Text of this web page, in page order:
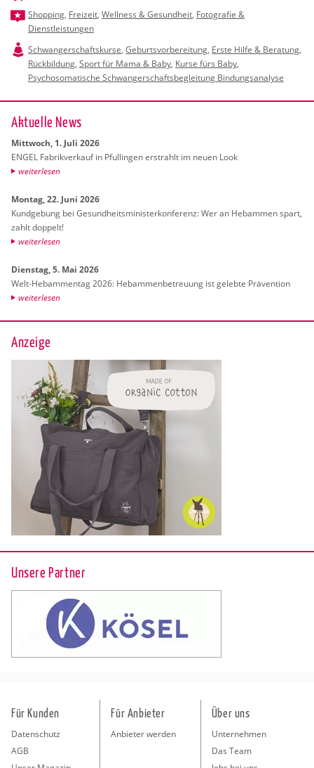
Shopping, Freizeit, Wellness & Gesundheit, Fotografie &
Dienstleistungen
Schwangerschaftskurse, Geburtsvorbereitung, Erste Hilfe & Beratung,
Rückbildung, Sport für Mama & Baby, Kurse fürs Baby,
Psychosomatische Schwangerschaftsbegleitung Bindungsanalyse
Ak­tu­el­le News
Mitt­woch, 1. Juli 2026
ENGEL Fa­brik­ver­kauf in Pful­lin­gen er­strahlt im neuen Look
wei­ter­le­sen
Mon­tag, 22. Juni 2026
Kund­ge­bung bei Ge­sund­heits­mi­nis­ter­kon­fe­renz: Wer an Heb­am­men spart,
zahlt dop­pelt!
wei­ter­le­sen
Diens­tag, 5. Mai 2026
Welt-Heb­am­men­tag 2026: Heb­am­men­be­treu­ung ist ge­leb­te Prä­ven­ti­on
wei­ter­le­sen
Anzeige
Unsere Partner
Für Kunden
Datenschutz
AGB
Für Anbieter
Anbieter werden
Über uns
Unternehmen
Das Team